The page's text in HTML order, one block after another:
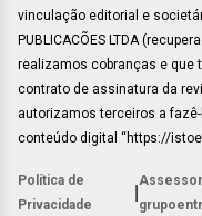
vinculação editorial e
PUBLICACÕES LTDA
realizamos cobranças e que
contrato de assinatura da
autorizamos terceiros a
conteúdo digital “https://
Política de
Privacidade